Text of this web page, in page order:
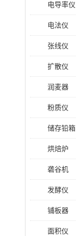
电导率仪
电法仪
张线仪
扩散仪
润麦器
粉质仪
储存铅箱
烘焙炉
砻谷机
发酵仪
铺板器
面积仪